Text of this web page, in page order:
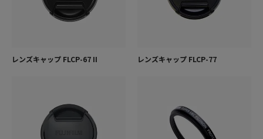
レンズキャップ FLCP-67 II レンズキャップ FLCP-77